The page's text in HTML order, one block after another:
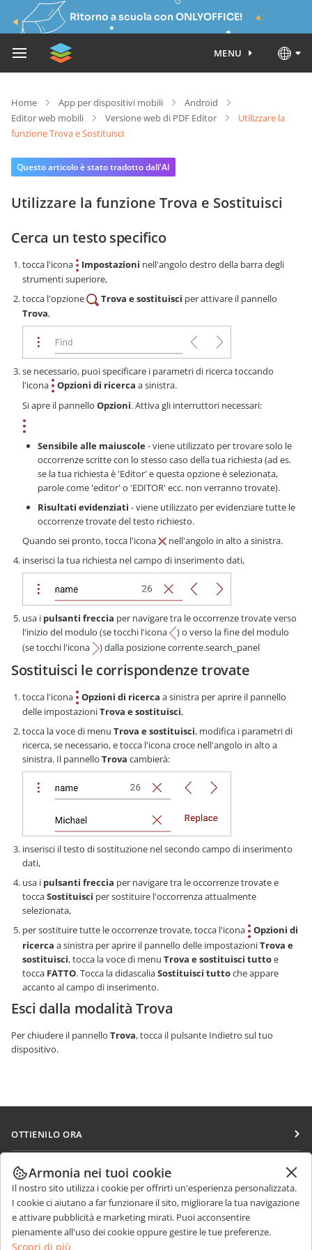
Ritorno a scuola con ONLYOFFICE!
MENU
Home App per dispositivi mobili
Android
Editor web mobili
Versione web di PDF Editor
Utilizzare la
funzione Trova e Sostituisci
Questo articolo è stato tradotto dall'AI
Utilizzare la funzione Trova e Sostituisci
Cerca un testo specifico
tocca l'icona Impostazioni nell'angolo destro della barra degli
strumenti superiore,
tocca l'opzione
Trova e sostituisci per attivare il pannello
Trova,
se necessario, puoi specificare i parametri di ricerca toccando
l'icona
Opzioni di ricerca a sinistra.
Si apre il pannello Opzioni. Attiva gli interruttori necessari:
Sensibile alle maiuscole- viene utilizzato per trovare solo le
occorrenze scritte con lo stesso caso della tua richiesta (ad es.
se la tua richiesta è 'Editor' e questa opzione è selezionata,
parole come 'editor' o 'EDITOR' ecc. non verranno trovate).
Risultati evidenziati - viene utilizzato per evidenziare tutte le
occorrenze trovate del testo richiesto.
Quando sei pronto, tocca l'icona
nell'angolo in alto a sinistra.
inserisci la tua richiesta nel campo di inserimento dati,
usa i pulsanti freccia per navigare tra le occorrenze trovate verso
l'inizio del modulo (se tocchi l'icona
) o verso la fine del modulo
(se tocchi l'icona
) dalla posizione corrente.search_panel
Sostituisci le corrispondenze trovate
tocca l'icona Opzioni di ricerca a sinistra per aprire il pannello
delle impostazioniTrova e sostituisci,
tocca la voce di menu Trova e sostituisci, modifica i parametri di
ricerca, se necessario, e tocca l'icona croce nell'angolo in alto a
sinistra. Il pannello Trova cambierà:
inserisci il testo di sostituzione nel secondo campo di inserimento
dati,
usa i pulsanti freccia per navigare tra le occorrenze trovate e
toccaSostituisci per sostituire l'occorrenza attualmente
selezionata,
per sostituire tutte le occorrenze trovate, tocca l'icona
Opzioni di
ricerca a sinistra per aprire il pannello delle impostazioniTrova e
sostituisci, tocca la voce di menu Trova e sostituisci tuttoe
tocca FATTO. Tocca la didascaliaSostituisci tuttoche appare
accanto al campo di inserimento.
Esci dalla modalità Trova
Per chiudere il pannello Trova, tocca il pulsante Indietro sul tuo
dispositivo.
OTTIENILO ORA
Docs
DocSpace
Workspace
Connettori
COLLABORA
Per i contributori
Per i traduttori
Per gli influencer
RICEVI NOTIZIE
Blog
RICEVI AIUTO
Armonia nei tuoi cookie
Il nostro sito utilizza i cookie per offrirti un'esperienza personalizzata.
I cookie ci aiutano a far funzionare il sito, migliorare la tua navigazione
e attivare pubblicità e marketing mirati. Puoi acconsentire
pienamente all'uso dei cookie oppure gestire le tue preferenze.
Scopri di più